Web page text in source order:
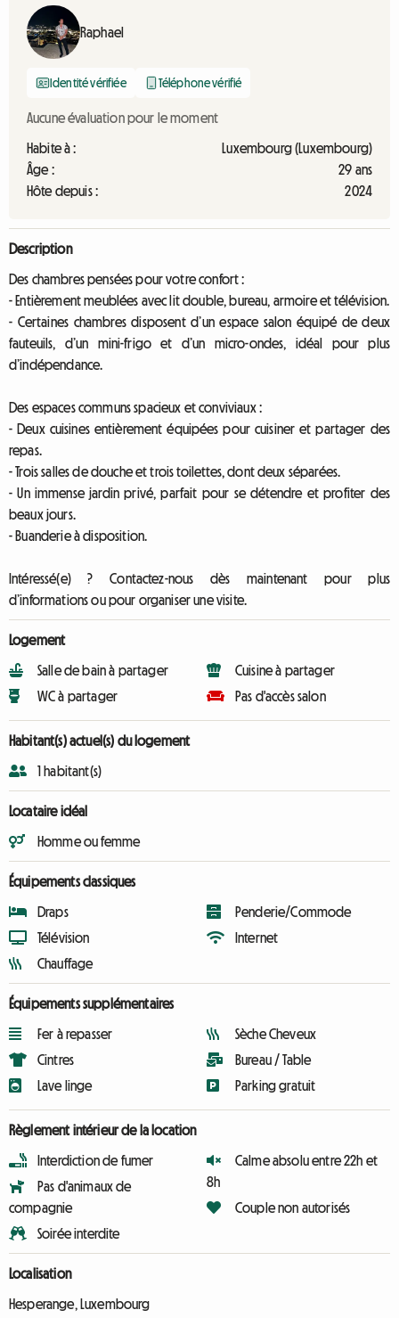
Raphael
Identité vérifiée Téléphone vérifié
Aucune évaluation pour le moment
Habite à :
Luxembourg (Luxembourg)
Âge :
29 ans
Hôte depuis :
2024
Description
Des chambres pensées pour votre confort :
- Entièrement meublées avec lit double, bureau, armoire et télévision.
- Certaines chambres disposent d’un espace salon équipé de deux
fauteuils, d’un mini-frigo et d’un micro-ondes, idéal pour plus
d’indépendance.
Des espaces communs spacieux et conviviaux :
- Deux cuisines entièrement équipées pour cuisiner et partager des
repas.
- Trois salles de douche et trois toilettes, dont deux séparées.
- Un immense jardin privé, parfait pour se détendre et profiter des
beaux jours.
- Buanderie à disposition.
Intéressé(e) ? Contactez-nous dès maintenant pour plus
d’informations ou pour organiser une visite.
Logement
Salle de bain à partager
WC à partager
Cuisine à partager
Pas d'accès salon
Habitant(s) actuel(s) du logement
1 habitant(s)
Locataire idéal
Homme ou femme
Équipements classiques
Draps
Télévision
Chauffage
Penderie/Commode
Internet
Équipements supplémentaires
Fer à repasser
Cintres
Lave linge
Sèche Cheveux
Bureau / Table
Parking gratuit
Règlement intérieur de la location
Interdiction de fumer
Pas d'animaux de
compagnie
Soirée interdite
Calme absolu entre 22h et
8h
Couple non autorisés
Localisation
Hesperange, Luxembourg